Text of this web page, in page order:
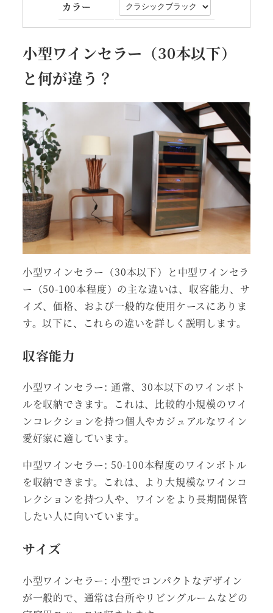
カラー
小型ワインセラー（30本以下）
と何が違う？
小型ワインセラー（30本以下）と中型ワインセラ
ー（50-100本程度）の主な違いは、収容能力、サ
イズ、価格、および一般的な使用ケースにありま
す。以下に、これらの違いを詳しく説明します。
収容能力
小型ワインセラー: 通常、30本以下のワインボト
ルを収納できます。これは、比較的小規模のワイ
ンコレクションを持つ個人やカジュアルなワイン
愛好家に適しています。
中型ワインセラー: 50-100本程度のワインボトル
を収納できます。これは、より大規模なワインコ
レクションを持つ人や、ワインをより長期間保管
したい人に向いています。
サイズ
小型ワインセラー: 小型でコンパクトなデザイン
が一般的で、通常は台所やリビングルームなどの